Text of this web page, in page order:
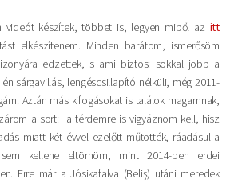
videót készítek, többet is, legyen miből az itt
elkészítenem. Minden barátom, ismerősöm
edzettek, s ami biztos: sokkal jobb a
sárgavillás, lengéscsillapító nélküli, még 2011-
Aztán más kifogásokat is találok magamnak,
a sort: a térdemre is vigyáznom kell, hisz
miatt két évvel ezelőtt műtötték, ráadásul a
sem kellene eltörnöm, mint 2014-ben erdei
Erre már a Jósikafalva (Beliş) utáni meredek